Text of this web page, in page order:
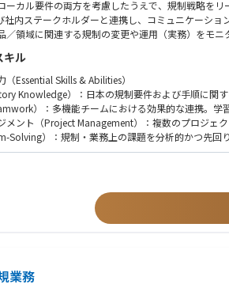
ーカル要件の両方を考慮したうえで、規制戦略をリ
社内ステークホルダーと連携し、コミュニケーショ
／領域に関連する規制の変更や運用（実務）をモニ
SOP（標準手順書）およびベストプラクティスの開
内または部門横断の取り組みに参画し、業務の効
キル
Essential Skills & Abilities）
Knowledge）：日本の規制要件および手順に関す
）：多機能チームにおける効果的な連携。学
メント（Project Management）：複数のプロジェ
Solving）：規制・業務上の課題を分析的かつ先回
（Communication）：日本語での口頭・書面での
向（Compliance Orientation）：細部への卓越した
業務